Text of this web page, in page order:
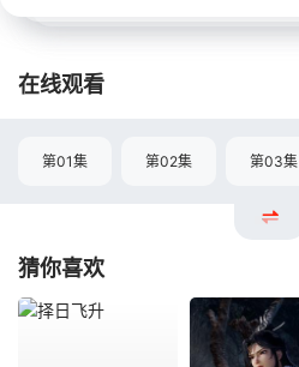
在线观看
第01集 第02集 第03集
猜你喜欢